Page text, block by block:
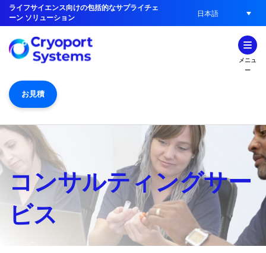
ライフサイエンス向けの包括的なサプライチェ
ーン ソリューション
日本語
メニュ
ー
お見積
コンサルティングサー
ビス